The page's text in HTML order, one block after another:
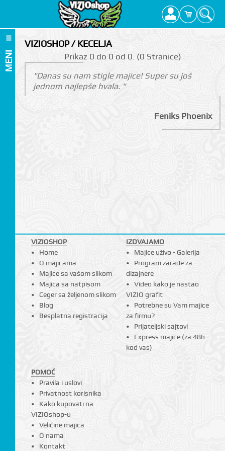
MENI
VIZIOSHOP / KECELJA
Prikаz 0 do 0 оd 0. (0 Strаnicе)
"Danas su nam stigle majice! Super su još
jednom najlepše hvala. "
Feniks Phoenix
VIZIOSHOP
Home
O majicama
Majice sa vašom slikom
Majica sa natpisom
Ceger sa željenom slikom
Blog
Besplatna registracija
IZDVAJAMO
Majice uživo - Galerija
Program zarade za
dizajnere
Video kako je nastao
VIZIO grafit
Potrebne su Vam majice
za firmu?
Prijateljski sajtovi
Express majice (za 48h
kod vas)
POMOĆ
Pravila i uslovi
Privatnost korisnika
Kako kupovati na
VIZIOshop-u
Veličine majica
O nama
Kontakt